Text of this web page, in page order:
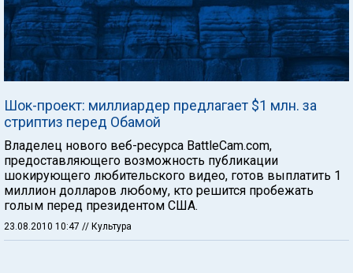
Шок-проект: миллиардер предлагает $1 млн. за
стриптиз перед Обамой
Владелец нового веб-ресурса BattleCam.com,
предоставляющего возможность публикации
шокирующего любительского видео, готов выплатить 1
миллион долларов любому, кто решится пробежать
голым перед президентом США.
23.08.2010 10:47 // Культура